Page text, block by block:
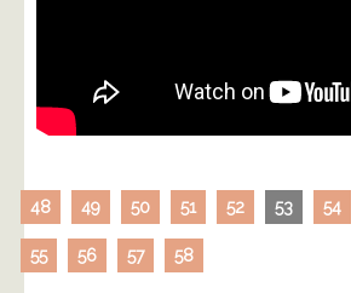
48 49 50 51 52 53 54
55 56 57 58